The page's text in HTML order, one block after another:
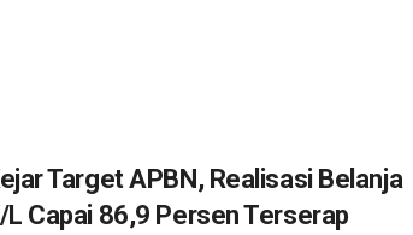
Target APBN, Realisasi Belanja
L Capai 86,9 Persen Terserap